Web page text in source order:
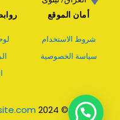
أمان الموقع
شروط الاستخدام
سياسة الخصوصية
© 2024 Created with